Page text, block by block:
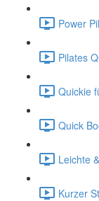
Power
Pilates
Quickie
Quick
Leichte
Kurzer